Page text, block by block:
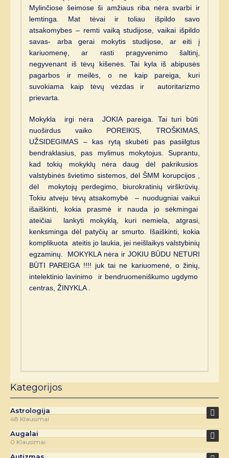
Mylinčiose šeimose ši amžiaus riba nėra svarbi ir
lemtinga. Mat tėvai ir toliau išpildo savo
atsakomybes – remti vaiką studijose, vaikai išpildo
savas- arba gerai mokytis studijose, ar eiti į
kariuomenę, ar rasti pragyvenimo šaltinį,
negyvenant iš tėvų kišenės. Tai kyla iš abipusės
pagarbos ir meilės, o ne kaip pareiga, kuri
suvokiama kaip tėvų vėzdas ir autoritarizmo
prievarta.
Mokykla irgi nėra JOKIA pareiga. Tai turi būti
nuoširdus vaiko POREIKIS, TROŠKIMAS,
UŽSIDEGIMAS – kas rytą skubėti pas pasiilgtus
bendraklasius, pas mylimus mokytojus. Suprantu,
kad tokių mokyklų nėra daug dėl pakrikusios
valstybinės švietimo sistemos, dėl ŠMM korupcijos ,
dėl mokytojų perdegimo, biurokratinių virškrūvių.
Tokiu atveju tėvų atsakomybė – nuodugniai vaikui
išaiškinti, kokia prasmė ir nauda jo sėkmingai
ateičiai lankyti mokyklą, kuri nemiela, atgrasi,
kenksminga dėl patyčių ar smurto. Išaiškinti, kokia
komplikuota ateitis jo laukia, jei neišlaikys valstybinių
egzaminų. MOKYKLA nėra ir JOKIU BŪDU NETURI
BŪTI PAREIGA !!!! juk tai ne kariuomenė, o žinių,
intelektinio lavinimo ir bendruomeniškumo ugdymo
centras, ŽINYKLA .
Kategorijos
Astrologija
48 Klausimai
Augalai
0 Klausimai